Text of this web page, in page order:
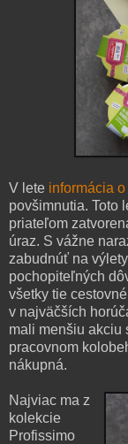
V lete informácia
povšimnutia. Toto
priateľom
úraz. S vážne
zabudnúť na
pochopiteľných
všetky tie
v najväčších
mali menšiu
pracovnom
nákupná.
Najviac ma z
kolekcie
Profissimo